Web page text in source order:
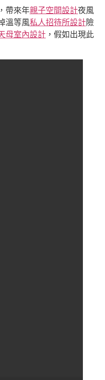
帶來年親子空間設計夜風
溫等風私人招待所設計險
母室內設計 ，假如出現此